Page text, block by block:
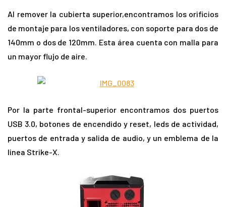
Al remover la cubierta superior,encontramos los orificios
de montaje para los ventiladores, con soporte para dos de
140mm o dos de 120mm. Esta área cuenta con malla para
un mayor flujo de aire.
Por la parte frontal-superior encontramos dos puertos
USB 3.0, botones de encendido y reset, leds de actividad,
puertos de entrada y salida de audio, y un emblema de la
linea Strike-X.